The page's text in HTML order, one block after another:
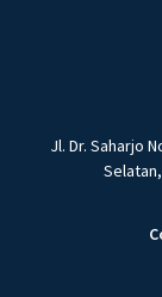
Jl. Dr. Saharjo